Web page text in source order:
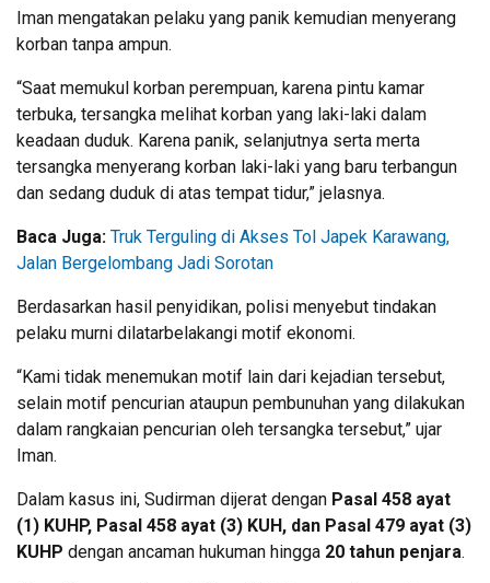
Iman mengatakan pelaku yang panik kemudian menyerang
korban tanpa ampun.
“Saat memukul korban perempuan, karena pintu kamar
terbuka, tersangka melihat korban yang laki-laki dalam
keadaan duduk. Karena panik, selanjutnya serta merta
tersangka menyerang korban laki-laki yang baru terbangun
dan sedang duduk di atas tempat tidur,” jelasnya.
Baca Juga: Truk Terguling di Akses Tol Japek Karawang,
Jalan Bergelombang Jadi Sorotan
Berdasarkan hasil penyidikan, polisi menyebut tindakan
pelaku murni dilatarbelakangi motif ekonomi.
“Kami tidak menemukan motif lain dari kejadian tersebut,
selain motif pencurian ataupun pembunuhan yang dilakukan
dalam rangkaian pencurian oleh tersangka tersebut,” ujar
Iman.
Dalam kasus ini, Sudirman dijerat dengan Pasal 458 ayat
(1) KUHP, Pasal 458 ayat (3) KUH, dan Pasal 479 ayat (3)
KUHP dengan ancaman hukuman hingga 20 tahun penjara.